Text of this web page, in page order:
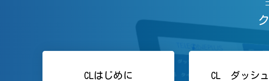
CLはじめに CL ダッシ